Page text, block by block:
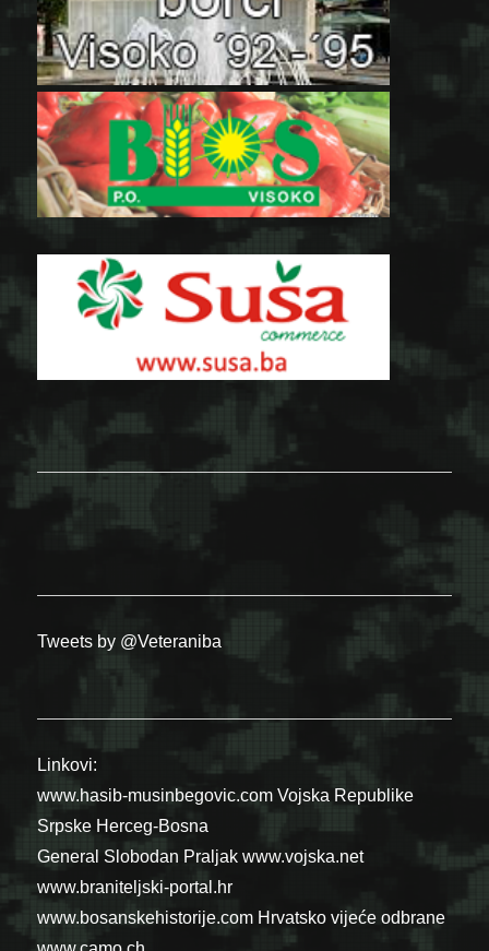
Tweets by @Veteraniba
Linkovi:
www.hasib-musinbegovic.com Vojska Republike
Srpske Herceg-Bosna
General Slobodan Praljak www.vojska.net
www.braniteljski-portal.hr
www.bosanskehistorije.com Hrvatsko vijeće odbrane